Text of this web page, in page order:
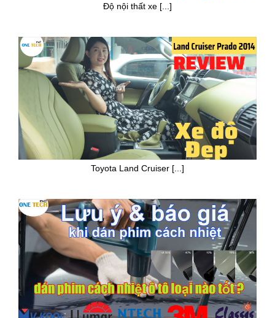
Độ nội thất xe [...]
Toyota Land Cruiser [...]